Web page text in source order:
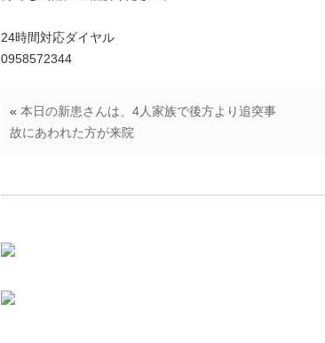
24時間対応ダイヤル
0958572344
« 本日の新患さんは、4人家族で後方より追突事
故にあわれた方が来院